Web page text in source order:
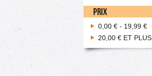
PRIX
0,00 € - 19,99 €
20,00 € ET PLUS